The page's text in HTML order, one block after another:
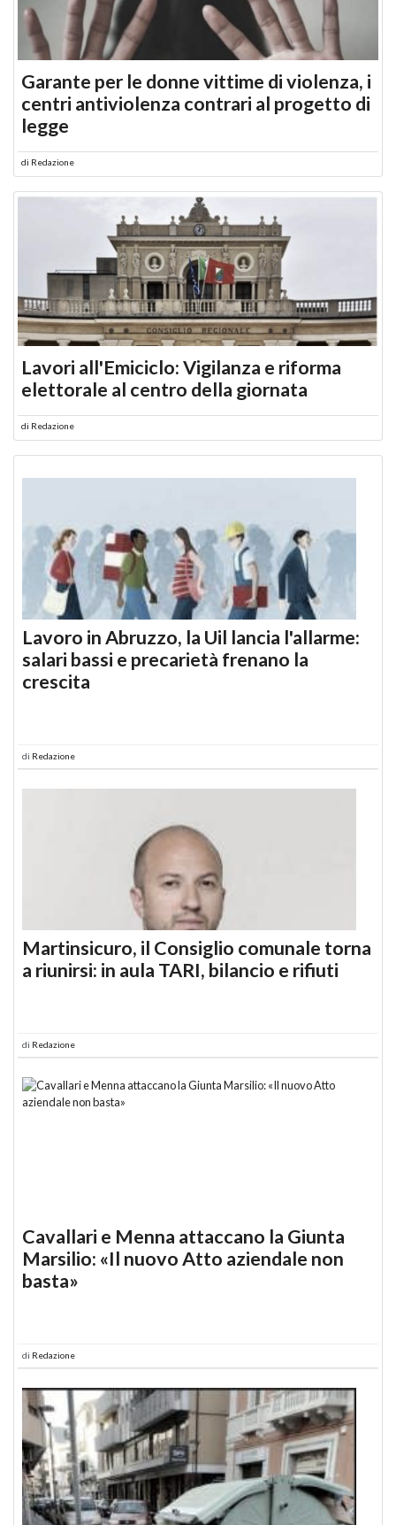
Garante per le donne vittime di violenza, i
centri antiviolenza contrari al progetto di
legge
di Redazione
Lavori all'Emiciclo: Vigilanza e riforma
elettorale al centro della giornata
di Redazione
Lavoro in Abruzzo, la Uil lancia l'allarme:
salari bassi e precarietà frenano la
crescita
di Redazione
Martinsicuro, il Consiglio comunale torna
a riunirsi: in aula TARI, bilancio e rifiuti
di Redazione
Cavallari e Menna attaccano la Giunta
Marsilio: «Il nuovo Atto aziendale non
basta»
di Redazione